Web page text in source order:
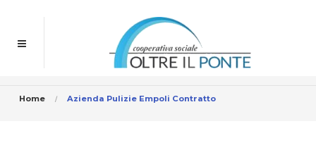
Home Azienda Pulizie Empoli Contratto